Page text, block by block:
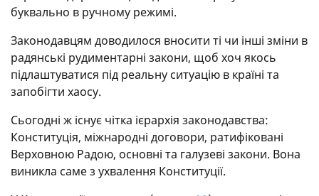
буквально в ручному режимі.
Законодавцям доводилося вносити ті чи інші зміни в
радянські рудиментарні закони, щоб хоч якось
підлаштуватися під реальну ситуацію в країні та
запобігти хаосу.
Сьогодні ж існує чітка ієрархія законодавства:
Конституція, міжнародні договори, ратифіковані
Верховною Радою, основні та галузеві закони. Вона
виникла саме з ухвалення Конституції.